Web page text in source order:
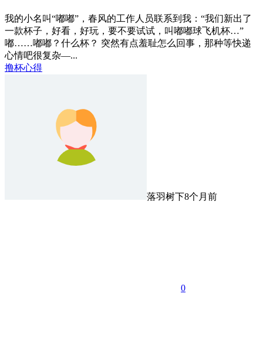
​​我的小名叫“嘟嘟”，春风的工作人员联系到我：“我们新出了
一款杯子，好看，好玩，要不要试试，叫嘟嘟球飞机杯…”
嘟……嘟嘟？什么杯？ 突然有点羞耻怎么回事，那种等快递
心情吧很复杂—...
撸杯心得
落羽树下8个月前
0